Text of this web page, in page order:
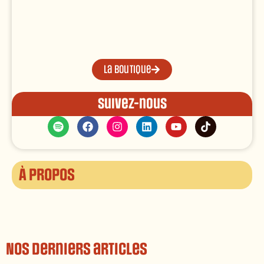
La boutique
Suivez-nous
À propos
Nos derniers articles